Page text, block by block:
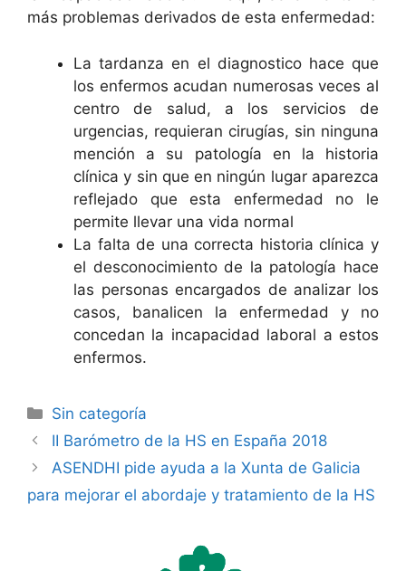
más problemas derivados de esta enfermedad:
La tardanza en el diagnostico hace que
los enfermos acudan numerosas veces al
centro de salud, a los servicios de
urgencias, requieran cirugías, sin ninguna
mención a su patología en la historia
clínica y sin que en ningún lugar aparezca
reflejado que esta enfermedad no le
permite llevar una vida normal
La falta de una correcta historia clínica y
el desconocimiento de la patología hace
las personas encargados de analizar los
casos, banalicen la enfermedad y no
concedan la incapacidad laboral a estos
enfermos.
Categorías
Sin categoría
II Barómetro de la HS en España 2018
ASENDHI pide ayuda a la Xunta de Galicia
para mejorar el abordaje y tratamiento de la HS